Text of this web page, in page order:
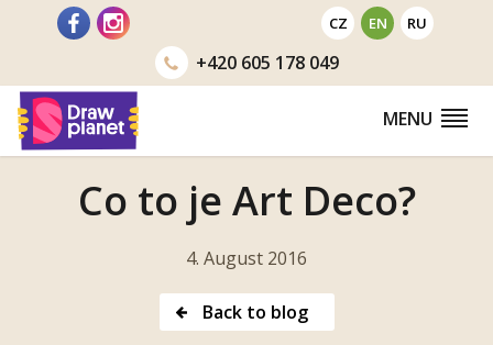
CZ EN RU
+420605 178 049
MENU
Co to je Art Deco?
4. August 2016
Back to blog